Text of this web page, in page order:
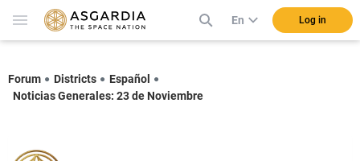
En Log in
Forum Districts
Español
Noticias Generales: 23 de Noviembre